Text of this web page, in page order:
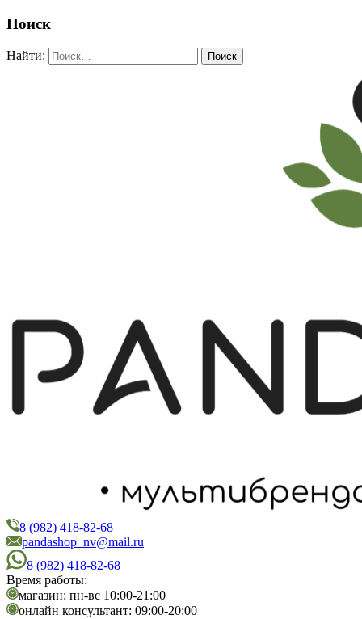
Поиск
Найти:
PandaShop
Интернет-магазин косметики
8 (982) 418-82-68
pandashop_nv@mail.ru
8 (982) 418-82-68
Время работы:
магазин: пн-вс 10:00-21:00
онлайн консультант: 09:00-20:00